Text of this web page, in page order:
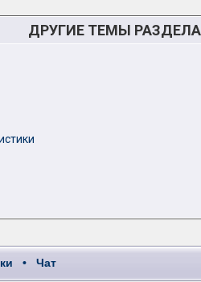
ДРУГИЕ ТЕМЫ РАЗДЕЛА
• Чат